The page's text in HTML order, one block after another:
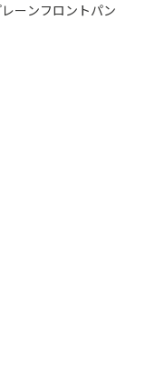
ーンフロントパン